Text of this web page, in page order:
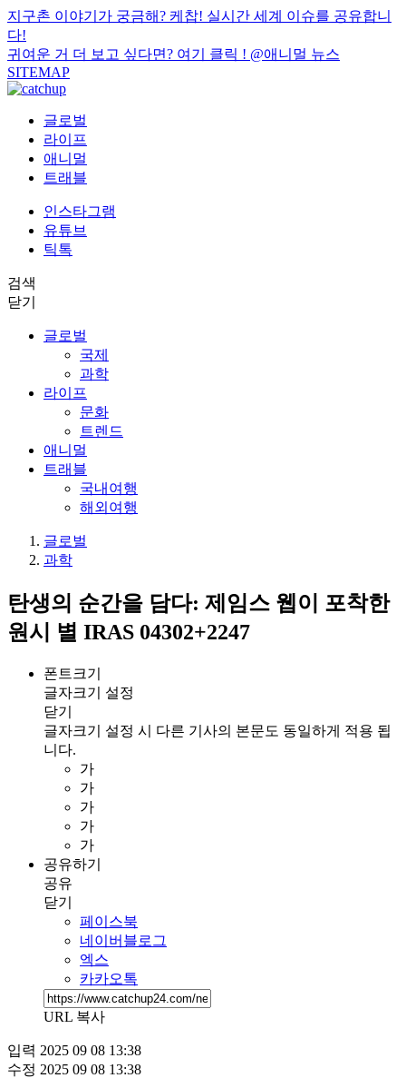
지구촌 이야기가 궁금해? 케찹! 실시간 세계 이슈를 공유합니
다!
귀여운 거 더 보고 싶다면? 여기 클릭 ! @애니멀 뉴스
SITEMAP
글로벌
라이프
애니멀
트래블
인스타그램
유튜브
틱톡
검색
닫기
글로벌
국제
과학
라이프
문화
트렌드
애니멀
트래블
국내여행
해외여행
글로벌
과학
탄생의 순간을 담다: 제임스 웹이 포착한
원시 별 IRAS 04302+2247
폰트크기
글자크기 설정
닫기
글자크기 설정 시 다른 기사의 본문도 동일하게 적용 됩
니다.
가
가
가
가
가
공유하기
공유
닫기
페이스북
네이버블로그
엑스
카카오톡
URL 복사
입력 2025 09 08 13:38
수정 2025 09 08 13:38